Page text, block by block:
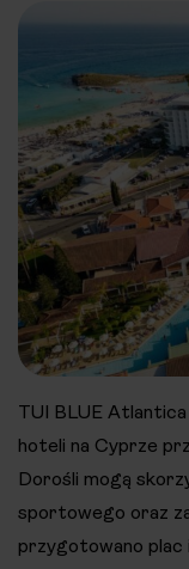
TUI BLUE
hoteli na Cyprze
Dorośli mogą
sportowego oraz
przygotowano plac